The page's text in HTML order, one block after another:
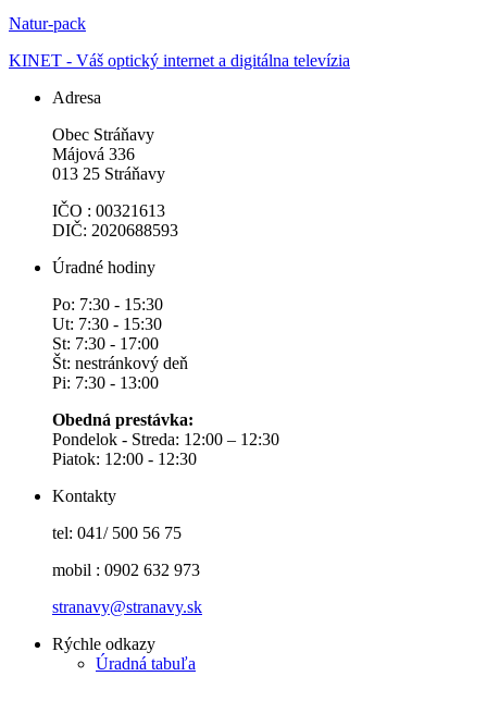
Natur-pack
KINET - Váš optický internet a digitálna televízia
Adresa
Obec Stráňavy
Májová 336
013 25 Stráňavy
IČO : 00321613
DIČ: 2020688593
Úradné hodiny
Po: 7:30 - 15:30
Ut: 7:30 - 15:30
St: 7:30 - 17:00
Št: nestránkový deň
Pi: 7:30 - 13:00
Obedná prestávka:
Pondelok - Streda: 12:00 – 12:30
Piatok: 12:00 - 12:30
Kontakty
tel: 041/ 500 56 75
mobil : 0902 632 973
stranavy@stranavy.sk
Rýchle odkazy
Úradná tabuľa